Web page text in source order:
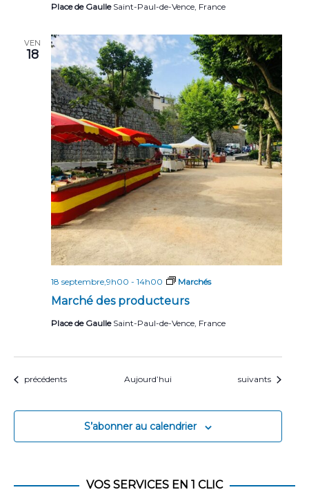
Place de Gaulle Saint-Paul-de-Vence, France
VEN
18
Marché des producteurs
18 septembre,9h00 - 14h00 Marchés
Place de Gaulle Saint-Paul-de-Vence, France
Évènements
précédents Aujourd’hui Évènements
suivants
S’abonner au calendrier
VOS SERVICES EN 1 CLIC